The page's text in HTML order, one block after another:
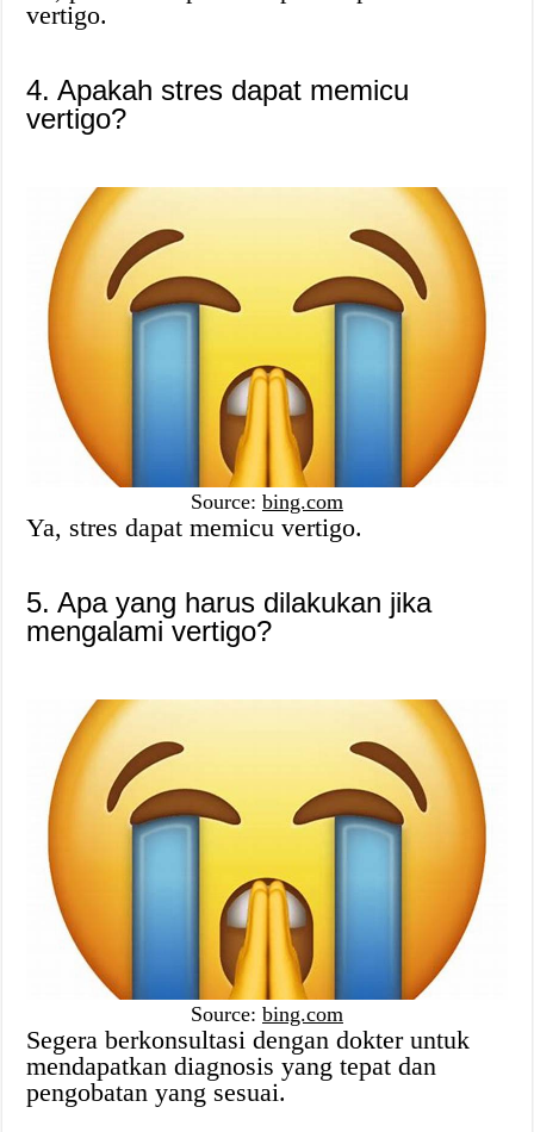
vertigo.
4. Apakah stres dapat memicu
vertigo?
Source: bing.com
Ya, stres dapat memicu vertigo.
5. Apa yang harus dilakukan jika
mengalami vertigo?
Source: bing.com
Segera berkonsultasi dengan dokter untuk
mendapatkan diagnosis yang tepat dan
pengobatan yang sesuai.